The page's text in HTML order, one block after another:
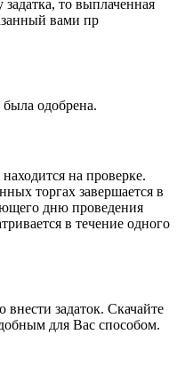
то выплаченная
вами пр
одобрена.
на проверке.
торгах завершается в
дню проведения
в течение одного
внести задаток. Скачайте
для Вас способом.